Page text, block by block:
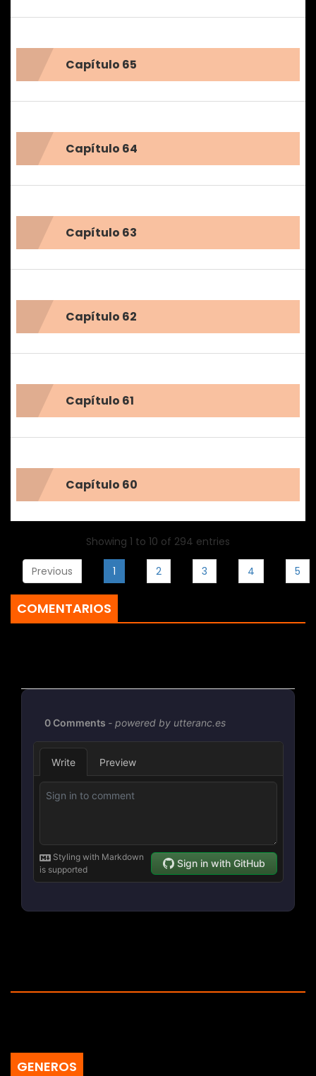
Capítulo 65
Capítulo 64
Capítulo 63
Capítulo 62
Capítulo 61
Capítulo 60
Showing 1 to 10 of 294 entries
Previous 1 2 3 4 5
COMENTARIOS
GENEROS